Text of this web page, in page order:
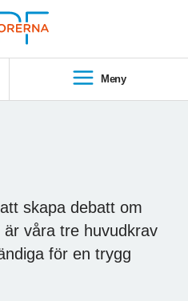
Meny
skapa debatt om
våra tre huvudkrav
för en trygg